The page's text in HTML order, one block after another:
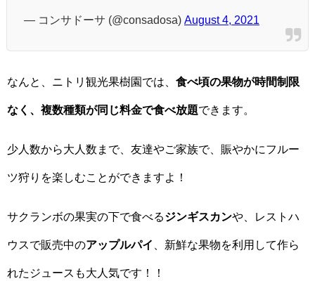
— コンサドーサ (@consadosa) August 4, 2021
なんと、ニトリ観光果樹園では、 食べ頃の果物が時間制限
なく、複数種類が同じ料金で食べ放題できます。
少人数から大人数まで、友達やご家族で、賑やかにフルー
ツ狩りを楽しむことができますよ！
サクランボの果実の下で食べるジンギスカンや、レストハ
ウスで販売中のアップルパイ 、新鮮な果物を利用して作ら
れたジュースも大人気です！！